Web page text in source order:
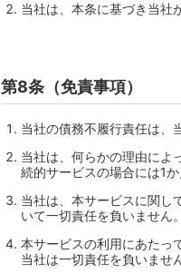
当社は、本条に基づき当社
第8条（免責事項）
当社の債務不履行責任は、
当社は、何らかの理由によ
続的サービスの場合には1
当社は、本サービスに関し
いて一切責任を負いません。
本サービスの利用にあたっ
当社は一切責任を負いませ